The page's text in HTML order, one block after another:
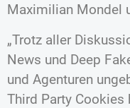
Maximilian Mondel
„Trotz aller
News und Deep
und Agenturen
Third Party Cookies